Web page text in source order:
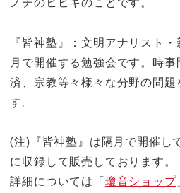
『皆神塾』：文明アナリスト
月で開催する勉強会です。時
済、宗教等々様々な分野の問題
す。
(注)『皆神塾』は隔月で開催し
に収録して販売しております。
詳細については「瓊音ショップ